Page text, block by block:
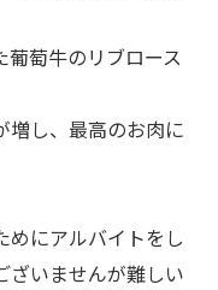
萄牛のリブロース
増し、最高のお肉に
めにアルバイトをし
ざいませんが難しい